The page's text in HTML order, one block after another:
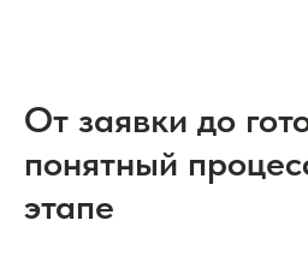
От заявки до
понятный
этапе